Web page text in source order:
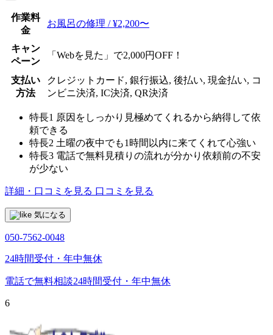
作業料
金
お風呂の修理 / ¥2,200〜
キャン
ペーン
「Webを見た」で2,000円OFF！
支払い
方法
クレジットカード, 銀行振込, 後払い, 現金払い, コ
ンビニ決済, IC決済, QR決済
特長1 原因をしっかり見極めてくれるから納得して依
頼できる
特長2 土曜の夜中でも1時間以内に来てくれて心強い
特長3 電話で無料見積りの流れが分かり依頼前の不安
が少ない
詳細・口コミを見る 口コミを見る
気になる
050-7562-0048
24時間受付・年中無休
電話で無料相談24時間受付・年中無休
6